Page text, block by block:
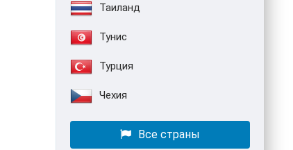
Таиланд
Тунис
Турция
Чехия
Все страны